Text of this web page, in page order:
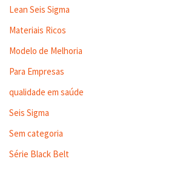
Lean Seis Sigma
Materiais Ricos
Modelo de Melhoria
Para Empresas
qualidade em saúde
Seis Sigma
Sem categoria
Série Black Belt